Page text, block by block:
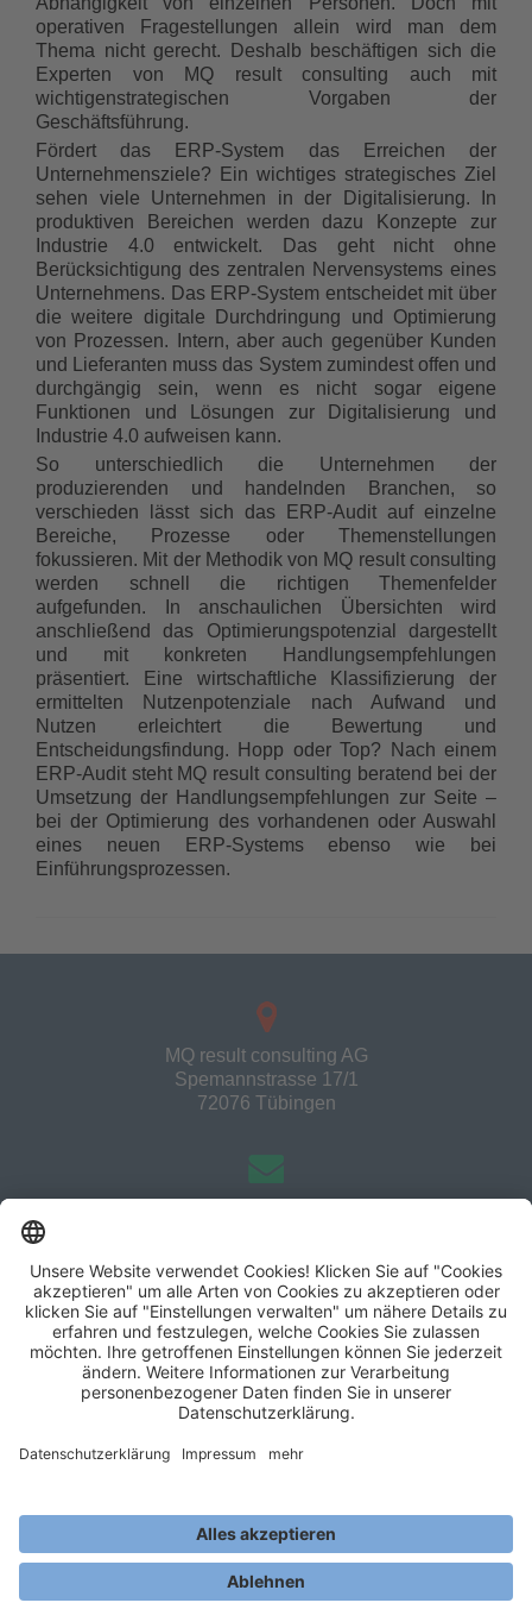
operativen Fragestellungen allein wird man dem
Thema nicht gerecht. Deshalb beschäftigen sich die
Experten von MQ result consulting auch mit
wichtigenstrategischen Vorgaben der
Geschäftsführung.
Fördert das ERP-System das Erreichen der
Unternehmensziele? Ein wichtiges strategisches Ziel
sehen viele Unternehmen in der Digitalisierung. In
produktiven Bereichen werden dazu Konzepte zur
Industrie 4.0 entwickelt. Das geht nicht ohne
Berücksichtigung des zentralen Nervensystems eines
Unternehmens. Das ERP-System entscheidet mit über
die weitere digitale Durchdringung und Optimierung
von Prozessen. Intern, aber auch gegenüber Kunden
und Lieferanten muss das System zumindest offen und
durchgängig sein, wenn es nicht sogar eigene
Funktionen und Lösungen zur Digitalisierung und
Industrie 4.0 aufweisen kann.
So unterschiedlich die Unternehmen der
produzierenden und handelnden Branchen, so
verschieden lässt sich das ERP-Audit auf einzelne
Bereiche, Prozesse oder Themenstellungen
fokussieren. Mit der Methodik von MQ result consulting
werden schnell die richtigen Themenfelder
aufgefunden. In anschaulichen Übersichten wird
anschließend das Optimierungspotenzial dargestellt
und mit konkreten Handlungsempfehlungen
präsentiert. Eine wirtschaftliche Klassifizierung der
ermittelten Nutzenpotenziale nach Aufwand und
Nutzen erleichtert die Bewertung und
Entscheidungsfindung. Hopp oder Top? Nach einem
ERP-Audit steht MQ result consulting beratend bei der
Umsetzung der Handlungsempfehlungen zur Seite –
bei der Optimierung des vorhandenen oder Auswahl
eines neuen ERP-Systems ebenso wie bei
Einführungsprozessen.
MQ result consulting AG
Spemannstrasse 17/1
72076 Tübingen
+49 7071 44372
MQ result consulting AG
rlsruhe|Leipzig|München
Impressum&Datenschutz